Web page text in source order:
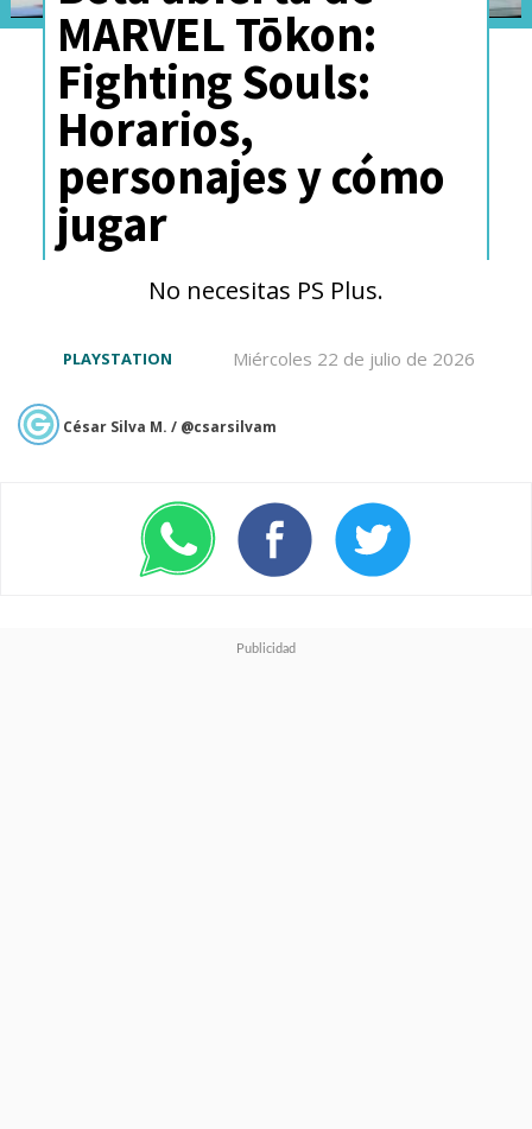
MARVEL Tōkon:
Fighting Souls:
Horarios,
personajes y cómo
jugar
No necesitas PS Plus.
Miércoles 22 de julio de 2026
PLAYSTATION
César Silva M. / @csarsilvam